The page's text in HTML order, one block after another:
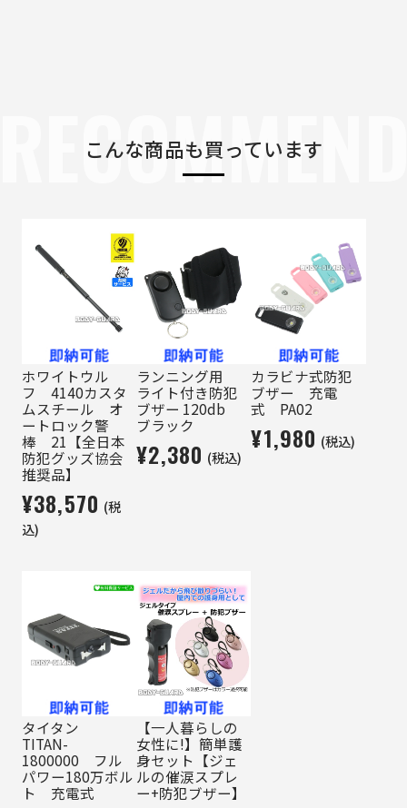
こんな商品も買っています
ホワイトウル
フ 4140カスタ
ムスチール オ
ートロック警
棒 21【全日本
防犯グッズ協会
推奨品】
¥38,570 (税
込)
ランニング用
ライト付き防犯
ブザー 120db
ブラック
¥2,380 (税込)
カラビナ式防犯
ブザー 充電
式 PA02
¥1,980 (税込)
タイタン
TITAN-
1800000 フル
パワー180万ボル
ト 充電式
【一人暮らしの
女性に!】簡単護
身セット【ジェ
ルの催涙スプレ
ー+防犯ブザー】